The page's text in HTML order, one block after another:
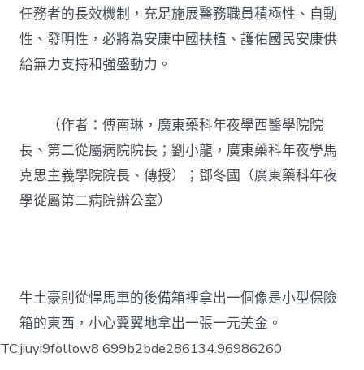
任務者的長效機制，充足施展醫務職員積極性、自動
性、發明性，必將為安康中國扶植、護佑國民安康供
給無力支持和強盛動力。
（作者：傅南琳，廣東藥科年夜學西醫學院院
長、第二從屬病院院長；劉小龍，廣東藥科年夜學馬
克思主義學院院長、傳授）；鄧冬國（廣東藥科年夜
學從屬第二病院辦公室）
牛土豪則從悍馬車的後備箱裡拿出一個像是小型保險
箱的東西，小心翼翼地拿出一張一元美金。
TC:jiuyi9follow8 699b2bde286134.96986260